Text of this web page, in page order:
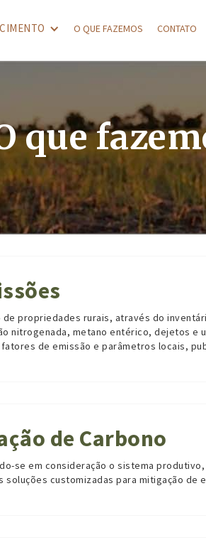
O QUE FAZEMOS CONTATO
que
de propriedades rurais, através do
nitrogenada, metano entérico, dejetos e
de emissão e parâmetros locais,
de Carbono
se em consideração o sistema
customizadas para mitigação de